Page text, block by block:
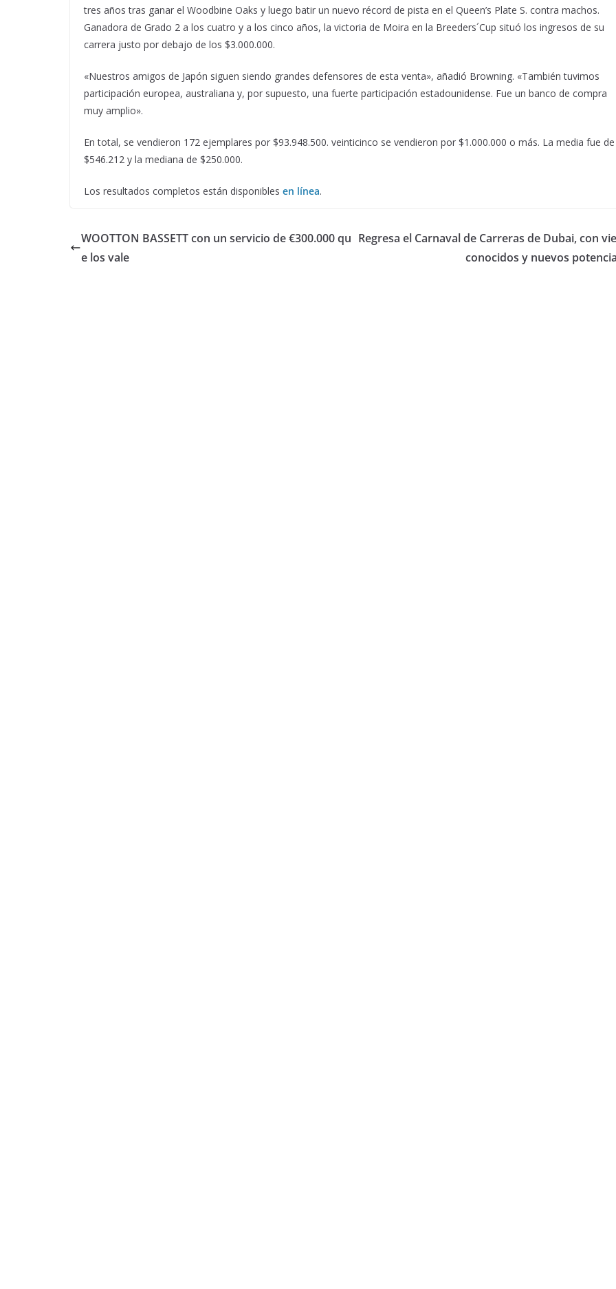
tres años tras ganar el Woodbine Oaks y luego batir un nuevo récord de pista en el Queen’s Plate S. contra machos.
Ganadora de Grado 2 a los cuatro y a los cinco años, la victoria de Moira en la Breeders´Cup situó los ingresos de su
carrera justo por debajo de los $3.000.000.
«Nuestros amigos de Japón siguen siendo grandes defensores de esta venta», añadió Browning. «También tuvimos
participación europea, australiana y, por supuesto, una fuerte participación estadounidense. Fue un banco de compra
muy amplio».
En total, se vendieron 172 ejemplares por $93.948.500. veinticinco se vendieron por $1.000.000 o más. La media fue de
$546.212 y la mediana de $250.000.
Los resultados completos están disponibles en línea.
WOOTTON BASSETT con un servicio de €300.000 qu
e los vale
Regresa el Carnaval de Carreras de Dubai, con
conocidos y nuevos